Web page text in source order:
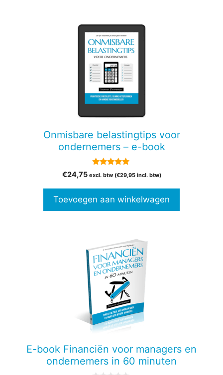
Onmisbare belastingtips voor
ondernemers – e-book
5.00
van 5
€24,75 excl. btw (€29,95incl. btw)
Toevoegen aan winkelwagen
E-book Financiën voor managers en
ondernemers in 60 minuten